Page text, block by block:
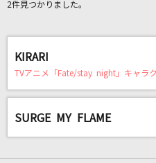
ブルーアンビエンス
[生音]ピースサイン
米津玄師
2件見つかりました。
KIRARI
TVアニメ「Fate/stay night」キャラ
SURGE MY FLAME